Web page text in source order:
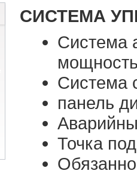
СИСТЕМА
Система
Система
панель
Точка